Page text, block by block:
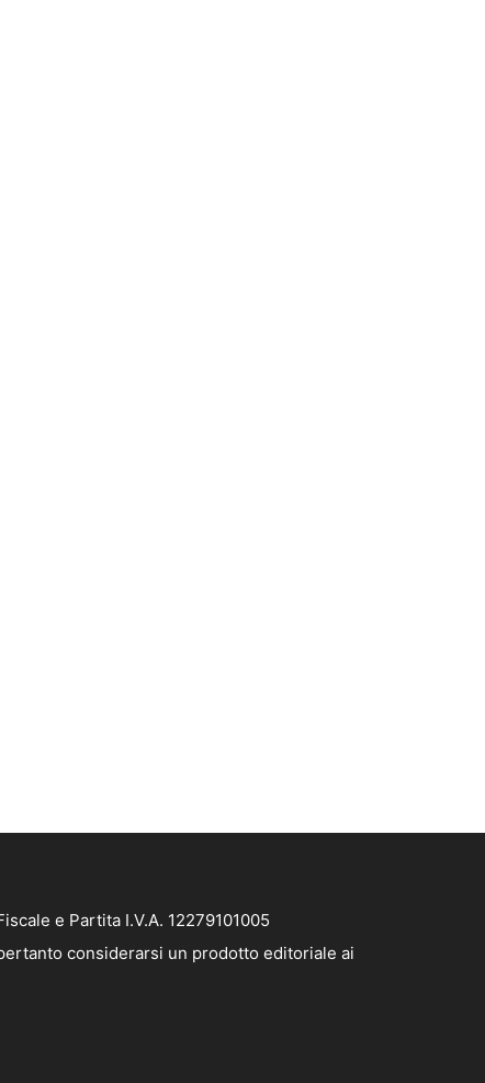
e Partita I.V.A. 12279101005
considerarsi un prodotto editoriale ai